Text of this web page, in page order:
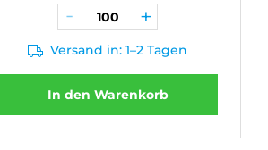
Versand in: 1–2 Tagen
In den Warenkorb